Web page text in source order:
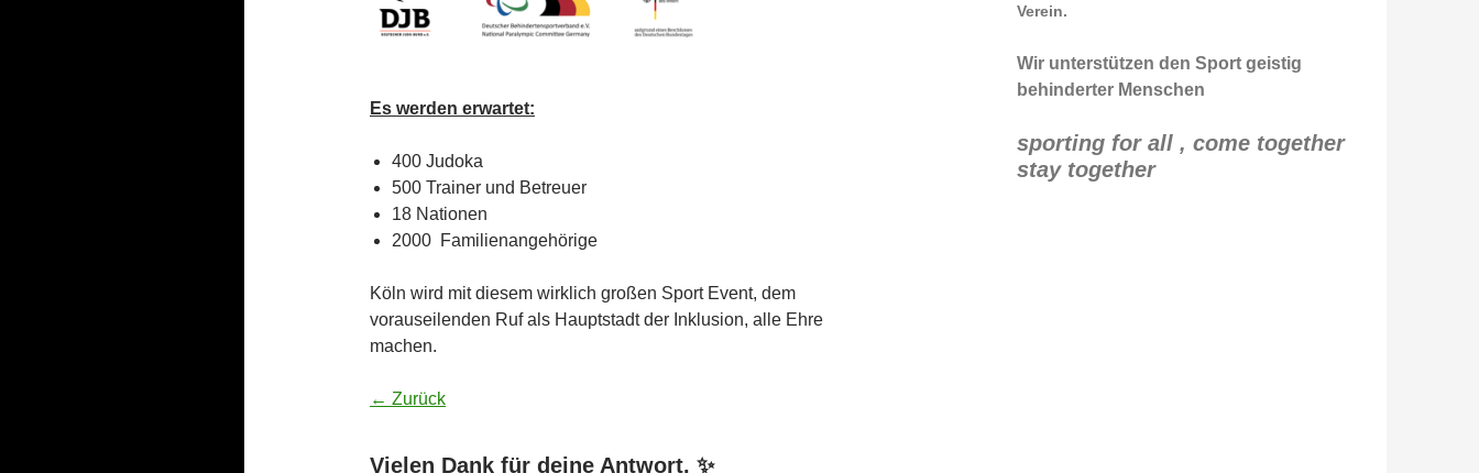
Es werden erwartet:
400 Judoka
500 Trainer und Betreuer
18 Nationen
2000 Familienangehörige
Köln wird mit diesem wirklich großen Sport Event, dem
vorauseilenden Ruf als Hauptstadt der Inklusion, alle Ehre
machen.
← Zurück
Vielen Dank für deine Antwort. ✨
Verein.
Wir unterstützen den Sport geistig
behinderter Menschen
sporting for all , come together
stay together